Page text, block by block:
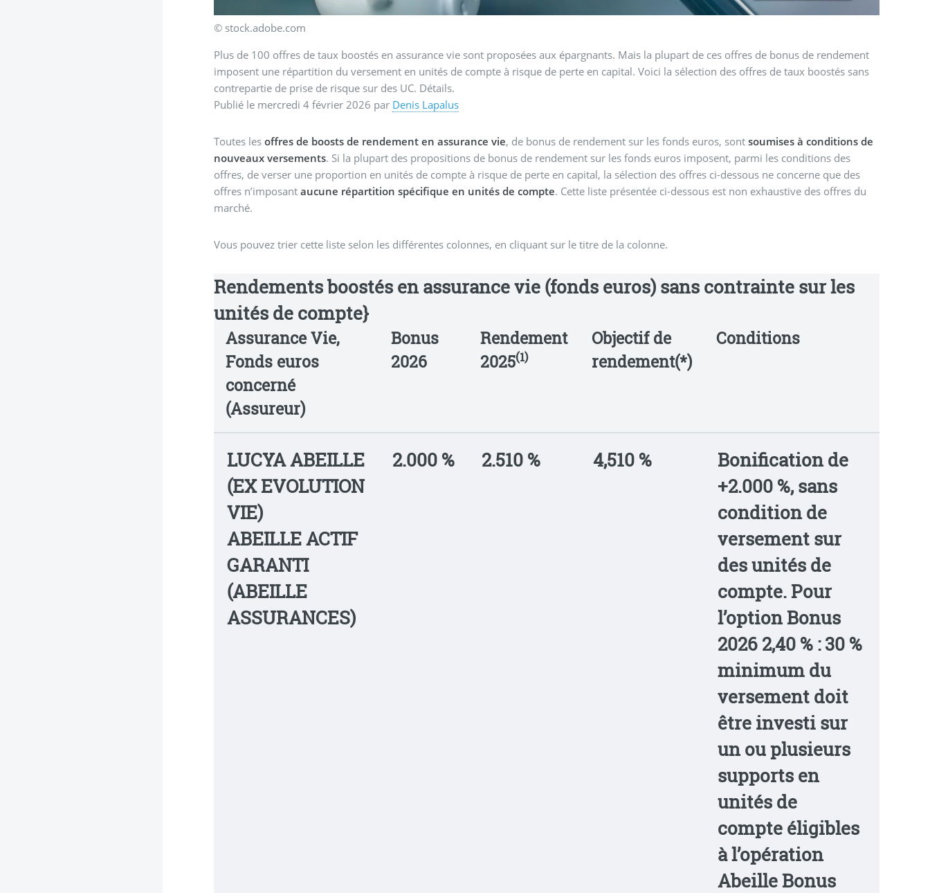
© stock.adobe.com
Plus de 100 offres de taux boostés en assurance vie sont proposées aux épargnants. Mais la plupart de ces offres de bonus de rendement
imposent une répartition du versement en unités de compte à risque de perte en capital. Voici la sélection des offres de taux boostés sans
contrepartie de prise de risque sur des UC. Détails.
Publié le mercredi 4 février 2026 par Denis Lapalus
Toutes les offres de boosts de rendement en assurance vie, de bonus de rendement sur les fonds euros, sont soumises à conditions de
nouveaux versements. Si la plupart des propositions de bonus de rendement sur les fonds euros imposent, parmi les conditions des
offres, de verser une proportion en unités de compte à risque de perte en capital, la sélection des offres ci-dessous ne concerne que des
offres n’imposant aucune répartition spécifique en unités de compte. Cette liste présentée ci-dessous est non exhaustive des offres du
marché.
Vous pouvez trier cette liste selon les différentes colonnes, en cliquant sur le titre de la colonne.
Rendements boostés en assurance vie (fonds euros) sans contrainte sur les
unités de compte}
Assurance Vie,
Fonds euros
concerné
(Assureur)
Bonus
2026
Rendement
2025(1)
Objectif de
rendement(*)
Conditions
LUCYA ABEILLE
(EX EVOLUTION
VIE)
ABEILLE ACTIF
GARANTI
(ABEILLE
ASSURANCES)
2.000 % 2.510 % 4,510 %
Bonification de
+2.000 %, sans
condition de
versement sur
des unités de
compte. Pour
l’option Bonus
2026 2,40 % : 30 %
minimum du
versement doit
être investi sur
un ou plusieurs
supports en
unités de
compte éligibles
à l’opération
Abeille Bonus